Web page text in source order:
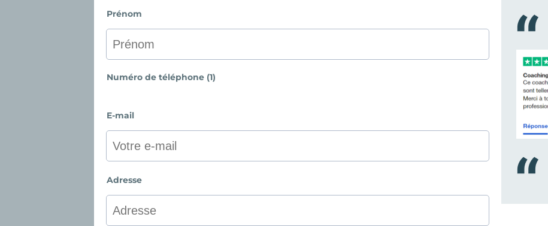
Prénom
Numéro de téléphone (1)
E-mail
Adresse